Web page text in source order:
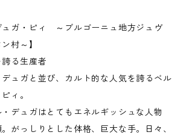
ュガ・ピィ ～ブルゴーニュ地方ジュヴ
村～】
る生産者
ュガと並び、カルト的な人気を誇るベル
ィ。
デュガはとてもエネルギッシュな人物
がっしりとした体格、巨大な手。日々、